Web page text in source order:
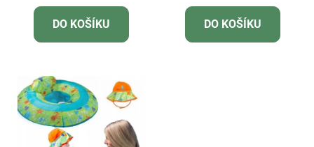
DO KOŠÍKU DO KOŠÍKU